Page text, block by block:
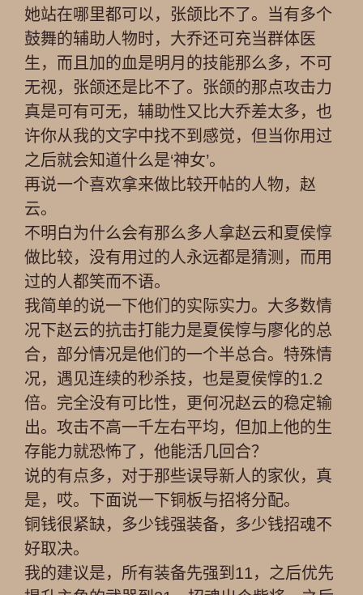
她站在哪里都可以，张颌比不了。当有多个
鼓舞的辅助人物时，大乔还可充当群体医
生，而且加的血是明月的技能那么多，不可
无视，张颌还是比不了。张颌的那点攻击力
真是可有可无，辅助性又比大乔差太多，也
许你从我的文字中找不到感觉，但当你用过
之后就会知道什么是‘神女’。
再说一个喜欢拿来做比较开帖的人物，赵
云。
不明白为什么会有那么多人拿赵云和夏侯惇
做比较，没有用过的人永远都是猜测，而用
过的人都笑而不语。
我简单的说一下他们的实际实力。大多数情
况下赵云的抗击打能力是夏侯惇与廖化的总
合，部分情况是他们的一个半总合。特殊情
况，遇见连续的秒杀技，也是夏侯惇的1.2
倍。完全没有可比性，更何况赵云的稳定输
出。攻击不高一千左右平均，但加上他的生
存能力就恐怖了，他能活几回合？
说的有点多，对于那些误导新人的家伙，真
是，哎。下面说一下铜板与招将分配。
铜钱很紧缺，多少钱强装备，多少钱招魂不
好取决。
我的建议是，所有装备先强到11，之后优先